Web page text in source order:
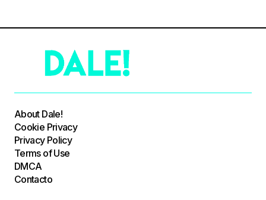
About Dale!
Cookie Privacy
Privacy Policy
Terms of Use
DMCA
Contacto